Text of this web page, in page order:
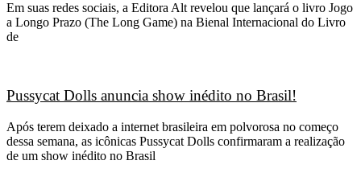
Em suas redes sociais, a Editora Alt revelou que lançará o livro Jogo
a Longo Prazo (The Long Game) na Bienal Internacional do Livro
de
Pussycat Dolls anuncia show inédito no Brasil!
Após terem deixado a internet brasileira em polvorosa no começo
dessa semana, as icônicas Pussycat Dolls confirmaram a realização
de um show inédito no Brasil